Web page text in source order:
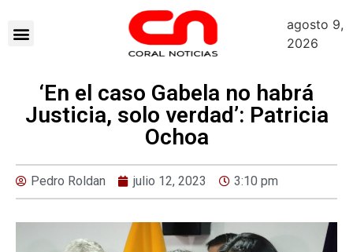
agosto 9,
2026
‘En el caso Gabela no habrá
Justicia, solo verdad’: Patricia
Ochoa
Pedro Roldan julio 12, 2023 3:10 pm